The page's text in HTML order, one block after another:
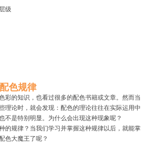
级
色规律
彩的知识，也看过很多的配色书籍或文章。然而当
理论时，就会发现：配色的理论往往在实际运用中
不是特别明显。为什么会出现这种现象呢？
的规律？当我们学习并掌握这种规律以后，就能掌
色大魔王了呢？